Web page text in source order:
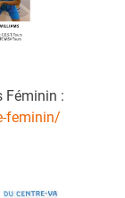
Féminin :
feminin/